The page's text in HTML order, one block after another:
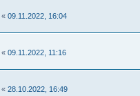
« 09.11.2022, 16:04
« 09.11.2022, 11:16
« 28.10.2022, 16:49